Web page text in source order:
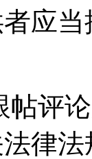
应
帖评
律